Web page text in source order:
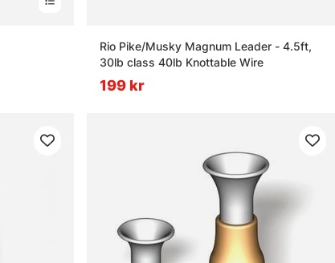
Rio Pike/Musky Magnum Leader - 4.5ft,
30lb class 40lb Knottable Wire
199 kr